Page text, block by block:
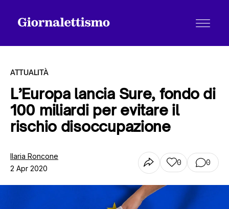
Tutti gli articoli
Chi siamo
ATTUALITÀ
L’Europa lancia Sure, fondo di
100 miliardi per evitare il
rischio disoccupazione
Ilaria Roncone
2 Apr 2020
0 0